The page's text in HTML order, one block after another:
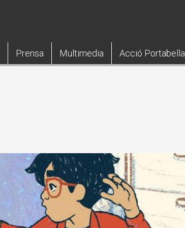
Prensa Multimedia Acció Portabella